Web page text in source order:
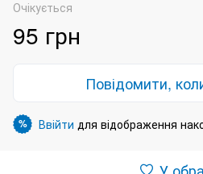
Очікується
95 грн
Повідомити,
% Ввійти для відображення
У